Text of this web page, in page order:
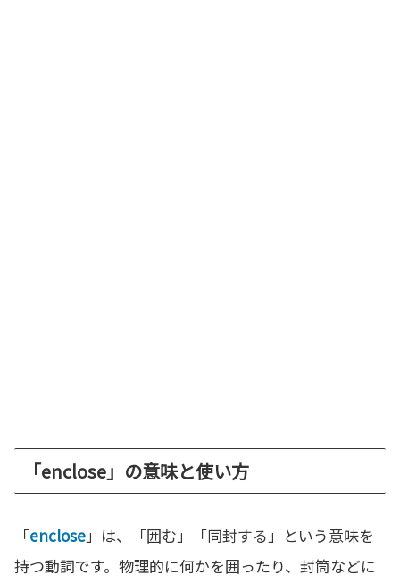
「enclose」の意味と使い方
「enclose」は、「囲む」「同封する」という意味を
持つ動詞です。物理的に何かを囲ったり、封筒などに